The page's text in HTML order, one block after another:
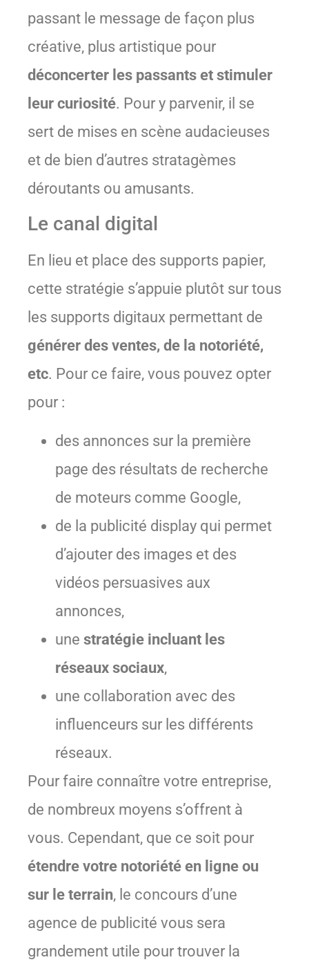
passant le message de façon plus
créative, plus artistique pour
déconcerter les passants et stimuler
leur curiosité. Pour y parvenir, il se
sert de mises en scène audacieuses
et de bien d’autres stratagèmes
déroutants ou amusants.
Le canal digital
En lieu et place des supports papier,
cette stratégie s’appuie plutôt sur tous
les supports digitaux permettant de
générer des ventes, de la notoriété,
etc. Pour ce faire, vous pouvez opter
pour :
des annonces sur la première
page des résultats de recherche
de moteurs comme Google,
de la publicité display qui permet
d’ajouter des images et des
vidéos persuasives aux
annonces,
une stratégie incluant les
réseaux sociaux,
une collaboration avec des
influenceurs sur les différents
réseaux.
Pour faire connaître votre entreprise,
de nombreux moyens s’offrent à
vous. Cependant, que ce soit pour
étendre votre notoriété en ligne ou
sur le terrain, le concours d’une
agence de publicité vous sera
grandement utile pour trouver la